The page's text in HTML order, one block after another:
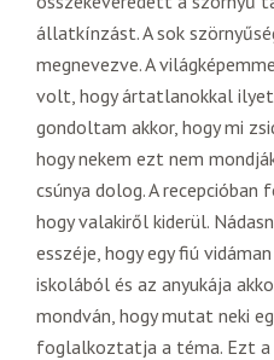
állatkínzást. A sok
megnevezve. A
volt, hogy ártatlanokkal ilyet
gondoltam akkor, hogy mi
hogy nekem ezt nem
csúnya dolog. A
hogy valakiről kiderül.
esszéje, hogy egy fiú
iskolából és az anyukája
mondván, hogy mutat neki
foglalkoztatja a téma. Ezt a